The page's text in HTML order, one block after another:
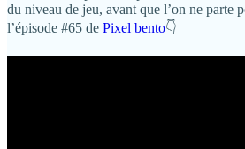
du niveau de jeu, avant que l’on ne parte
l’épisode #65 de Pixel bento👇